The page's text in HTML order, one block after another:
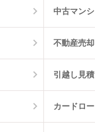
中古マン
不動産売却
引越し見
カードロ